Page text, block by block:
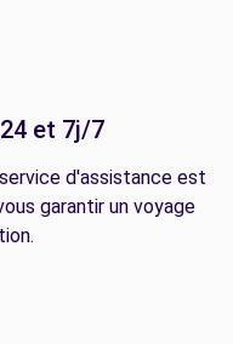
et 7j/7
d'assistance est
garantir un voyage